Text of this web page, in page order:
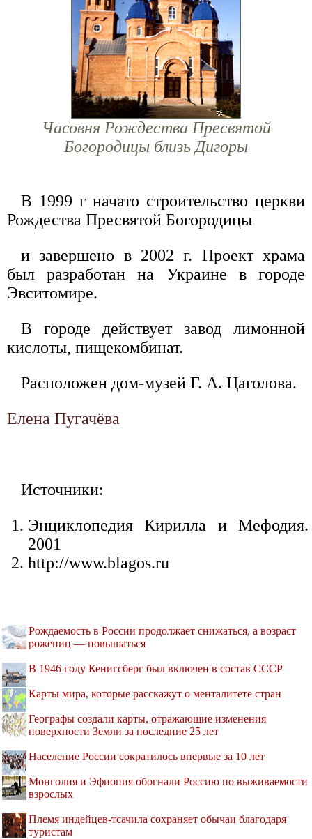
Часовня Рождества Пресвятой
Богородицы близь Дигоры
В 1999 г начато строительство церкви
Рождества Пресвятой Богородицы
и завершено в 2002 г. Проект храма
был разработан на Украине в городе
Эвситомире.
В городе действует завод лимонной
кислоты, пищекомбинат.
Расположен дом-музей Г. А. Цаголова.
Елена Пугачёва
Источники:
Энциклопедия Кирилла и Мефодия.
2001
http://www.blagos.ru
Рождаемость в России продолжает снижаться, а возраст
рожениц — повышаться
В 1946 году Кенигсберг был включен в состав СССР
Карты мира, которые расскажут о менталитете стран
Географы создали карты, отражающие изменения
поверхности Земли за последние 25 лет
Население России сократилось впервые за 10 лет
Монголия и Эфиопия обогнали Россию по выживаемости
взрослых
Племя индейцев-тсачила сохраняет обычаи благодаря
туристам